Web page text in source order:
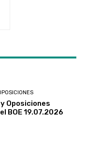
Oposiciones
BOE 19.07.2026